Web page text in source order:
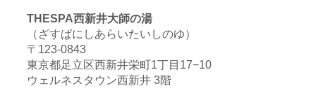
THESPA西新井大師の湯
（ざすぱにしあらいたいしのゆ）
〒123-0843
東京都足立区西新井栄町1丁目17−10
ウェルネスタウン西新井 3階